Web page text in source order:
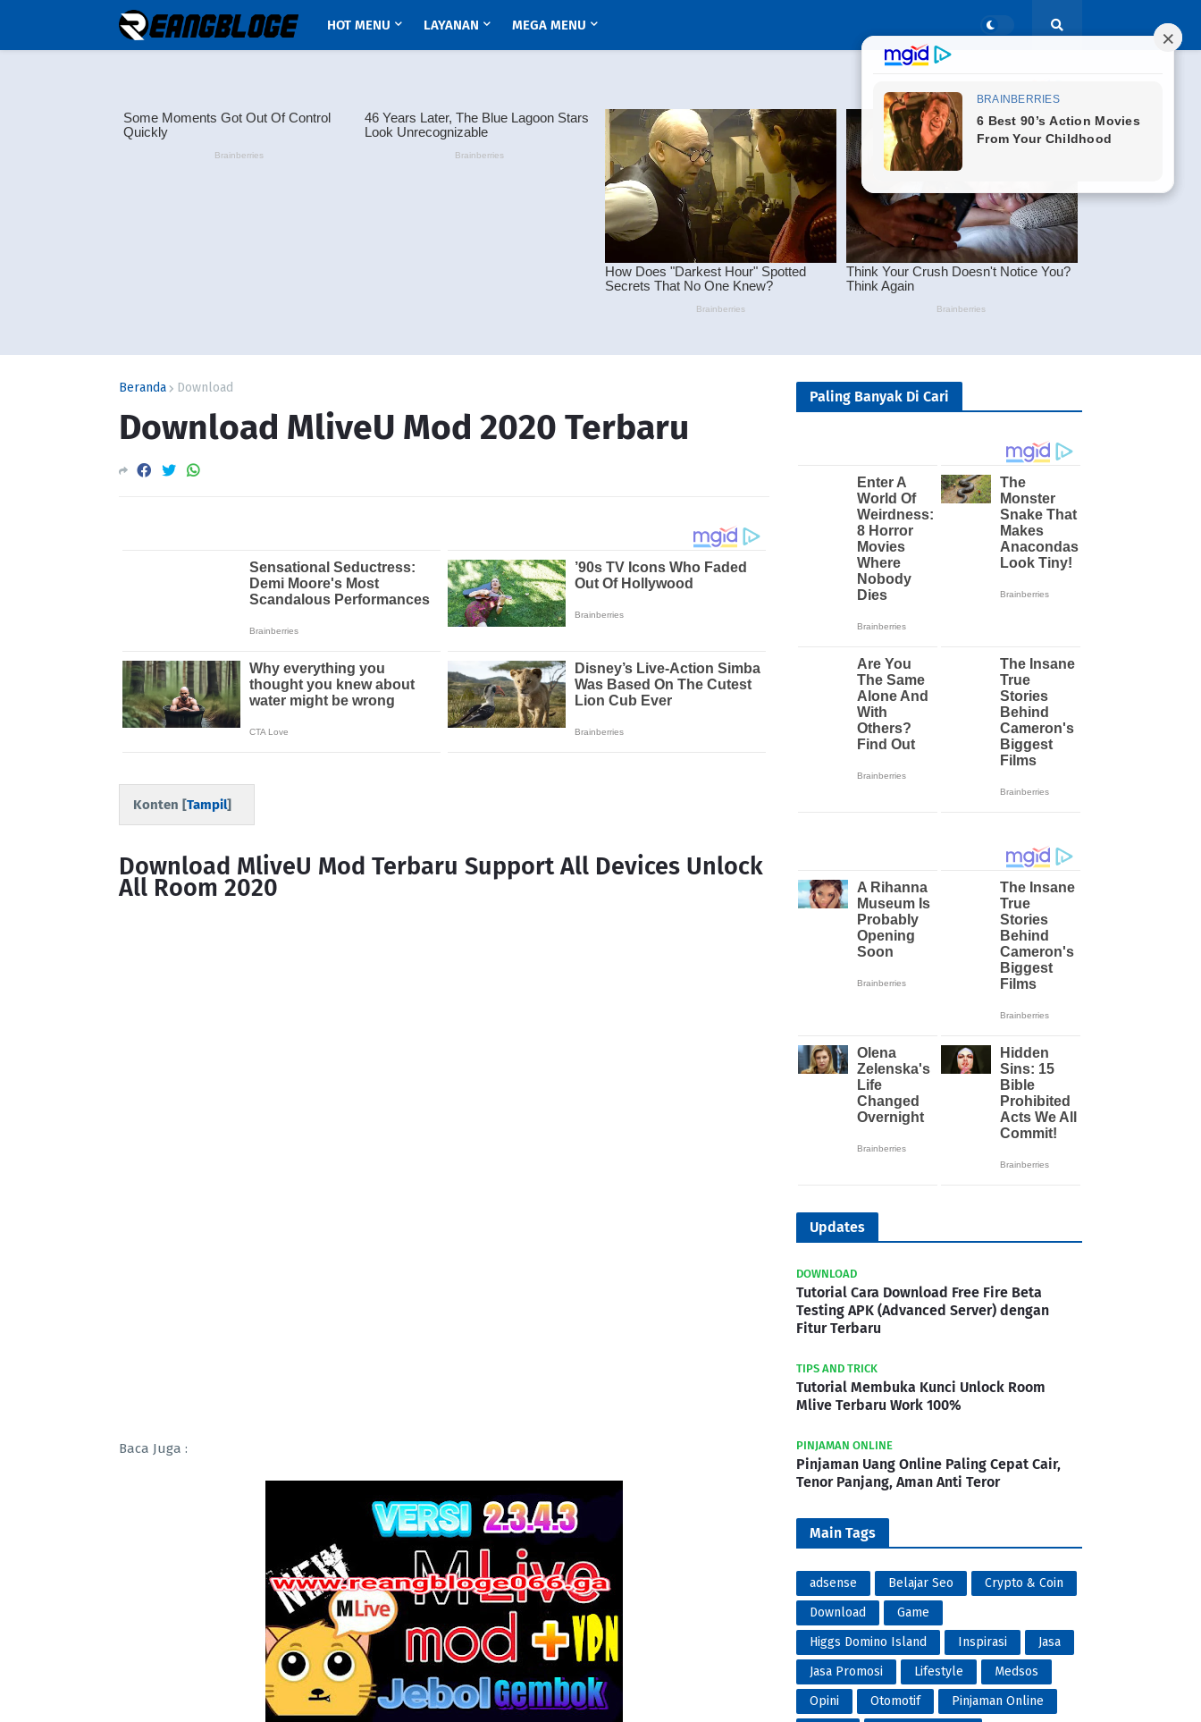
HOT MENU LAYANAN MEGA MENU
Beranda Download
Download MliveU Mod 2020 Terbaru
Konten [Tampil]
Download MliveU Mod Terbaru Support All Devices Unlock
All Room 2020
Baca Juga :
Paling Banyak Di Cari
Updates
DOWNLOAD
Tutorial Cara Download Free Fire Beta
Testing APK (Advanced Server) dengan
Fitur Terbaru
TIPS AND TRICK
Tutorial Membuka Kunci Unlock Room
Mlive Terbaru Work 100%
PINJAMAN ONLINE
Pinjaman Uang Online Paling Cepat Cair,
Tenor Panjang, Aman Anti Teror
Main Tags
adsense Belajar Seo
Crypto & Coin
Download
Game
Higgs Domino Island
Inspirasi
Jasa
Jasa Promosi
Lifestyle
Medsos
Opini
Otomotif
Pinjaman Online